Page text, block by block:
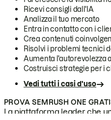
Ricevi consigli dall'IA
Analizza il tuo mercato
Entra in contatto con i
Crea contenuti
Risolvi i problemi tecnici
Aumenta l'autorevolezza
Costruisci strategie per i
Vedi tutti i casi d'uso
PROVA SEMRUSH ONE
La piattaforma leader che